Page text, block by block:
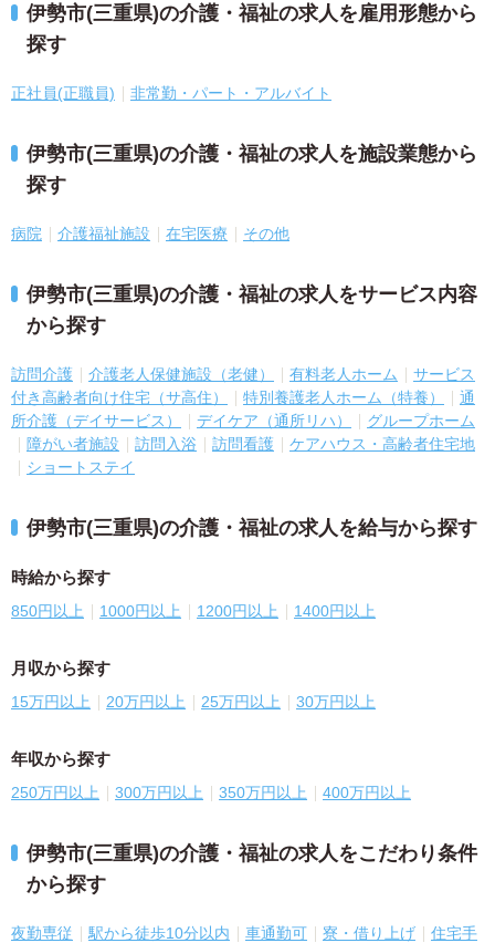
伊勢市(三重県)の介護・福祉の求人を雇用形態から
探す
正社員(正職員) 非常勤・パート・アルバイト
伊勢市(三重県)の介護・福祉の求人を施設業態から
探す
病院 介護福祉施設 在宅医療 その他
伊勢市(三重県)の介護・福祉の求人をサービス内容
から探す
訪問介護 介護老人保健施設（老健） 有料老人ホーム
サービス
付き高齢者向け住宅（サ高住）
特別養護老人ホーム（特養）
通
所介護（デイサービス）
デイケア（通所リハ）
グループホーム
障がい者施設
訪問入浴 訪問看護
ケアハウス・高齢者住宅地
ショートステイ
伊勢市(三重県)の介護・福祉の求人を給与から探す
時給から探す
850円以上 1000円以上 1200円以上 1400円以上
月収から探す
15万円以上 20万円以上 25万円以上 30万円以上
年収から探す
250万円以上 300万円以上 350万円以上 400万円以上
伊勢市(三重県)の介護・福祉の求人をこだわり条件
から探す
夜勤専従 駅から徒歩10分以内 車通勤可 寮・借り上げ
住宅手